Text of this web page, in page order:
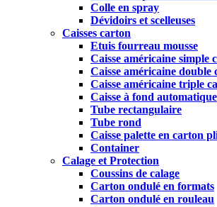
Colle en spray
Dévidoirs et scelleuses
Caisses carton
Etuis fourreau mousse
Caisse américaine simple
Caisse américaine double
Caisse américaine triple
Caisse à fond automatique
Tube rectangulaire
Tube rond
Caisse palette en carton
Container
Calage et Protection
Coussins de calage
Carton ondulé en formats
Carton ondulé en rouleau